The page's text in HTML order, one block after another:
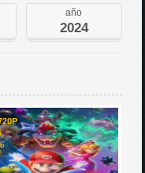
año
2024